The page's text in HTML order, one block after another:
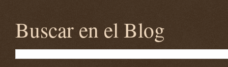
Buscar en el Blog